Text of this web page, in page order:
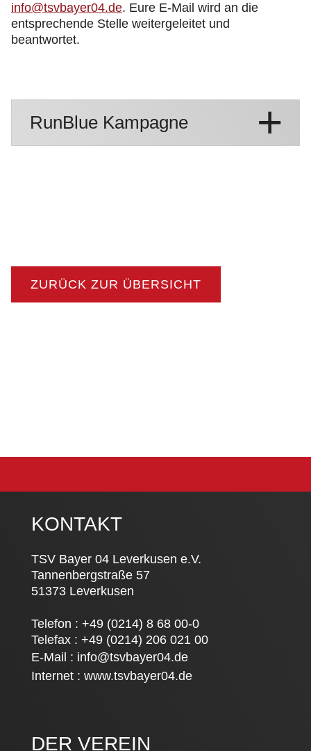
info@tsvbayer04.de. Eure E-Mail wird an die
entsprechende Stelle weitergeleitet und
beantwortet.
RunBlue Kampagne
ZURÜCK ZUR ÜBERSICHT
KONTAKT
TSV Bayer 04 Leverkusen e.V.
Tannenbergstraße 57
51373 Leverkusen
Telefon : +49 (0214) 8 68 00-0
Telefax : +49 (0214) 206 021 00
E-Mail : info@tsvbayer04.de
Internet : www.tsvbayer04.de
DER VEREIN